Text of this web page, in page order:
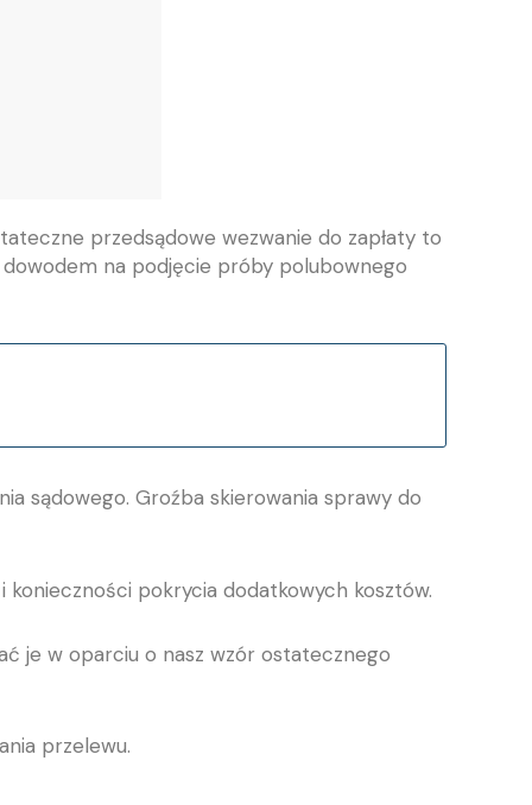
przedsądowe wezwanie do zapłaty to
na podjęcie próby polubownego
sądowego. Groźba skierowania sprawy do
konieczności pokrycia dodatkowych kosztów.
je w oparciu o nasz wzór ostatecznego
przelewu.